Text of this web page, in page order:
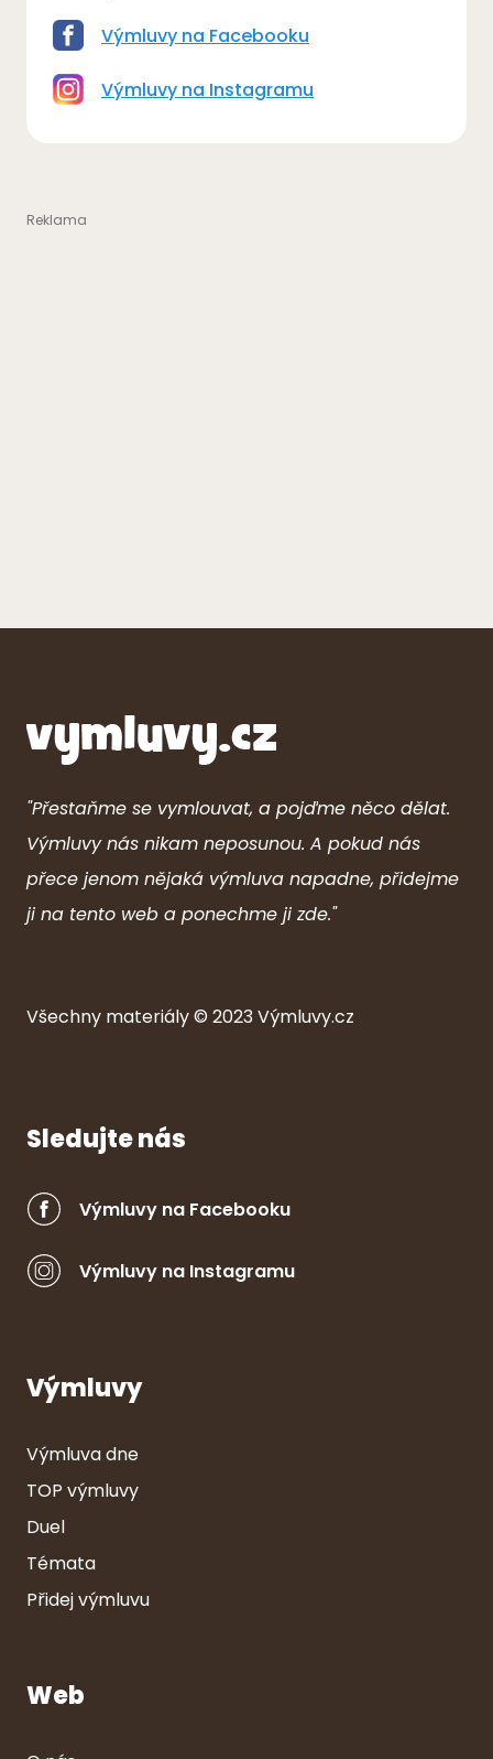
Výmluvy na Facebooku
Výmluvy na Instagramu
"Přestaňme se vymlouvat, a pojďme něco dělat.
Výmluvy nás nikam neposunou. A pokud nás
přece jenom nějaká výmluva napadne, přidejme
ji na tento web a ponechme ji zde."
Všechny materiály © 2023Výmluvy.cz
Sledujte nás
Výmluvy na Facebooku
Výmluvy na Instagramu
Výmluvy
Výmluva dne
TOP výmluvy
Duel
Témata
Přidej výmluvu
Web